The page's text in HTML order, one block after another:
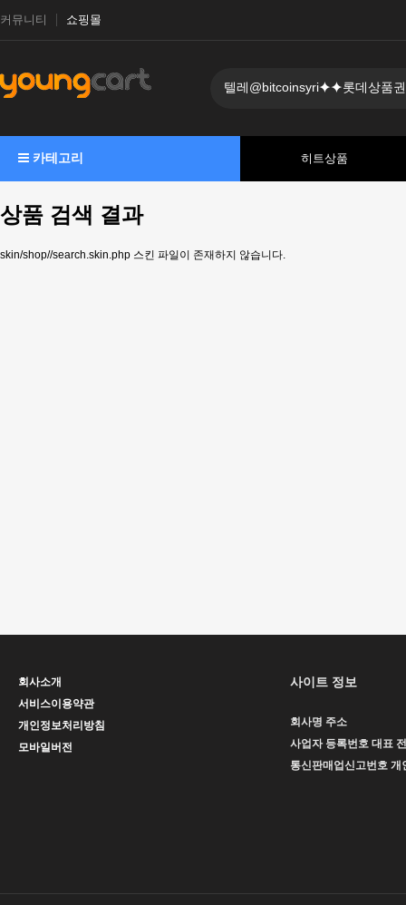
커뮤니티 쇼핑몰
카테고리 히트상품
상품 검색 결과
skin/shop//search.skin.php 스킨 파일이 존재하지 않습니다.
회사소개
서비스이용약관
개인정보처리방침
모바일버전
사이트 정보
회사명 주소
사업자 등록번호 대표
통신판매업신고번호 개